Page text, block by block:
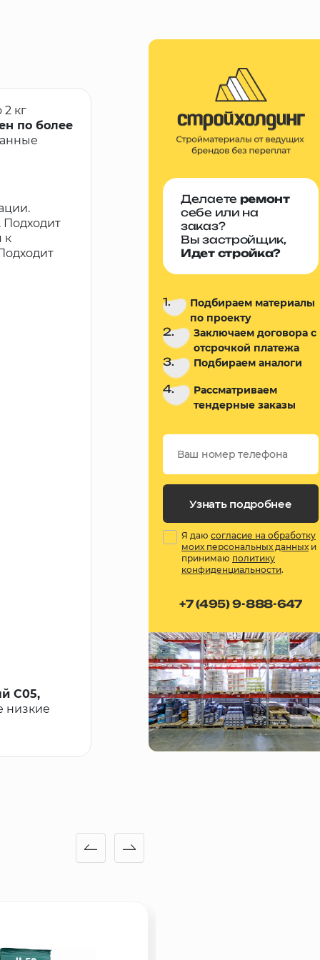
кг
по более
к
С05,
низкие
Делаете ремонт
себе или на
заказ?
Вы застройщик,
Идет стройка?
1.
Подбираем материалы
по проекту
2.
Заключаем договора с
отсрочкой платежа
3. Подбираем аналоги
4.
Рассматриваем
тендерные заказы
Узнать подробнее
Я даю согласие на обработку
моих персональных данных и
принимаю политику
конфиденциальности.
+7 (495) 9-888-647